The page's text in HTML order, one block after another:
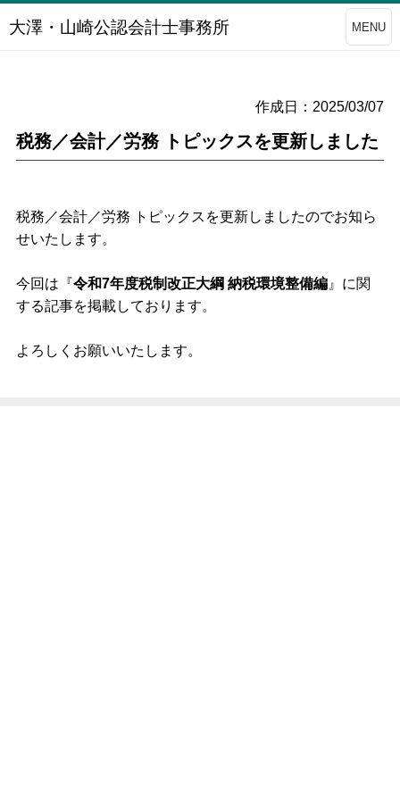
大澤・山崎公認会計士事務所 MENU
作成日：2025/03/07
税務／会計／労務 トピックスを更新しました
税務／会計／労務 トピックスを更新しましたのでお知ら
せいたします。
今回は 『令和7年度税制改正大綱 納税環境整備編 』 に関
する記事を掲載しております。
よろしくお願いいたします。